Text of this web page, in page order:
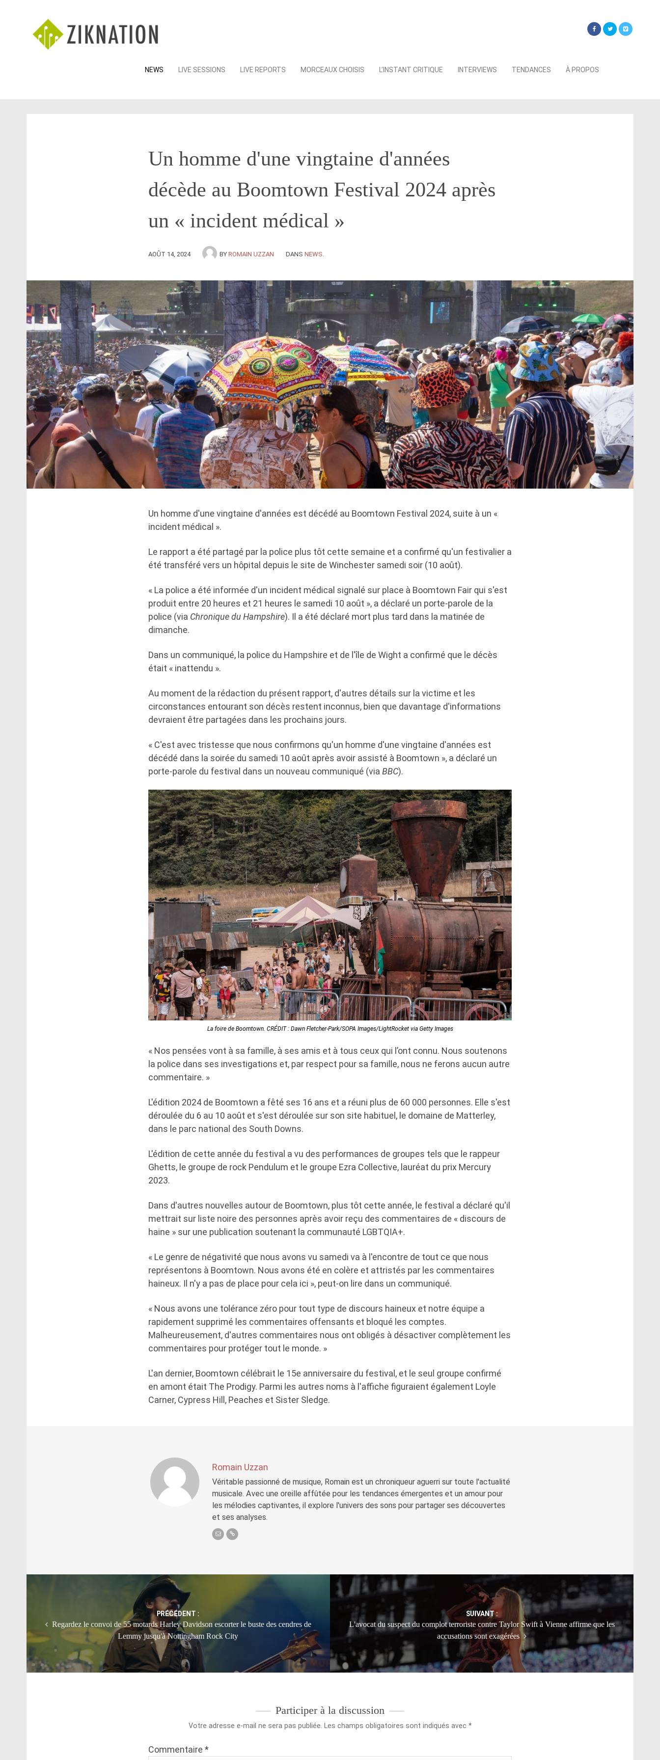
Skip
NEWS LIVE SESSIONS LIVE REPORTS MORCEAUX CHOISIS L’INSTANT CRITIQUE INTERVIEWS TENDANCES À PROPOS
Un homme d'une vingtaine d'années
décède au Boomtown Festival 2024 après
un « incident médical »
AOÛT 14, 2024 BY ROMAIN UZZAN DANS NEWS
Un homme d'une vingtaine d'années est décédé au Boomtown Festival 2024, suite à un «
incident médical ».
Le rapport a été partagé par la police plus tôt cette semaine et a confirmé qu'un festivalier a
été transféré vers un hôpital depuis le site de Winchester samedi soir (10 août).
« La police a été informée d'un incident médical signalé sur place à Boomtown Fair qui s'est
produit entre 20 heures et 21 heures le samedi 10 août », a déclaré un porte-parole de la
police (via Chronique du Hampshire). Il a été déclaré mort plus tard dans la matinée de
dimanche.
Dans un communiqué, la police du Hampshire et de l'île de Wight a confirmé que le décès
était « inattendu ».
Au moment de la rédaction du présent rapport, d'autres détails sur la victime et les
circonstances entourant son décès restent inconnus, bien que davantage d'informations
devraient être partagées dans les prochains jours.
« C'est avec tristesse que nous confirmons qu'un homme d'une vingtaine d'années est
décédé dans la soirée du samedi 10 août après avoir assisté à Boomtown », a déclaré un
porte-parole du festival dans un nouveau communiqué (via BBC).
La foire de Boomtown. CRÉDIT : Dawn Fletcher-Park/SOPA Images/LightRocket via Getty Images
« Nos pensées vont à sa famille, à ses amis et à tous ceux qui l’ont connu. Nous soutenons
la police dans ses investigations et, par respect pour sa famille, nous ne ferons aucun autre
commentaire. »
L'édition 2024 de Boomtown a fêté ses 16 ans et a réuni plus de 60 000 personnes. Elle s'est
déroulée du 6 au 10 août et s'est déroulée sur son site habituel, le domaine de Matterley,
dans le parc national des South Downs.
L'édition de cette année du festival a vu des performances de groupes tels que le rappeur
Ghetts, le groupe de rock Pendulum et le groupe Ezra Collective, lauréat du prix Mercury
2023.
Dans d'autres nouvelles autour de Boomtown, plus tôt cette année, le festival a déclaré qu'il
mettrait sur liste noire des personnes après avoir reçu des commentaires de « discours de
haine » sur une publication soutenant la communauté LGBTQIA+.
« Le genre de négativité que nous avons vu samedi va à l'encontre de tout ce que nous
représentons à Boomtown. Nous avons été en colère et attristés par les commentaires
haineux. Il n'y a pas de place pour cela ici », peut-on lire dans un communiqué.
« Nous avons une tolérance zéro pour tout type de discours haineux et notre équipe a
rapidement supprimé les commentaires offensants et bloqué les comptes.
Malheureusement, d'autres commentaires nous ont obligés à désactiver complètement les
commentaires pour protéger tout le monde. »
L'an dernier, Boomtown célébrait le 15e anniversaire du festival, et le seul groupe confirmé
en amont était The Prodigy. Parmi les autres noms à l'affiche figuraient également Loyle
Carner, Cypress Hill, Peaches et Sister Sledge.
Romain Uzzan
Véritable passionné de musique, Romain est un chroniqueur aguerri sur toute l'actualité
musicale. Avec une oreille affûtée pour les tendances émergentes et un amour pour
les mélodies captivantes, il explore l'univers des sons pour partager ses découvertes
et ses analyses.
PRÉCÉDENT :
Regardez le convoi de 55 motards Harley Davidson escorter le buste des cendres de
Lemmy jusqu'à Nottingham Rock City
SUIVANT :
L'avocat du suspect du complot terroriste contre Taylor Swift à Vienne affirme que les
accusations sont exagérées
Participer à la discussion
Votre adresse e-mail ne sera pas publiée. Les champs obligatoires sont indiqués avec *
Commentaire *